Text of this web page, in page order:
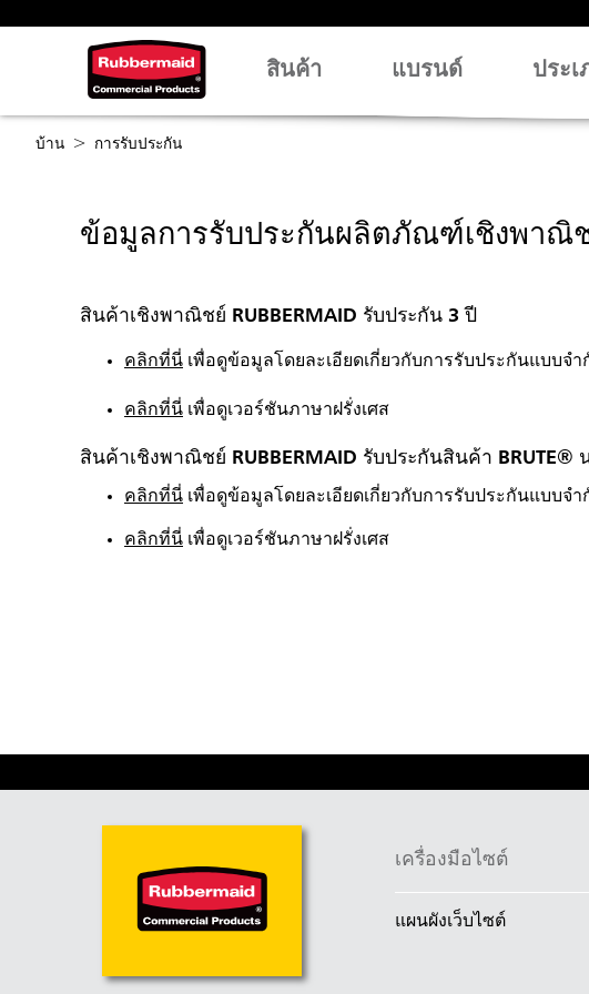
สินค้า แบรนด์ ประ
ออสเตรเลียแล
บ้าน การรับประกัน
ข้อมูลการรับประกันผลิตภัณฑ์เชิงพาณิช
สินค้าเชิงพาณิชย์ RUBBERMAID รับประกัน 3 ปี
คลิกที่นี่ เพื่อดูข้อมูลโดยละเอียดเกี่ยวกับการรับประกันแบบจำ
คลิกที่นี่ เพื่อดูเวอร์ชันภาษาฝรั่งเศส
สินค้าเชิงพาณิชย์ RUBBERMAID รับประกันสินค้า BRUTE®
คลิกที่นี่ เพื่อดูข้อมูลโดยละเอียดเกี่ยวกับการรับประกันแบบจำ
คลิกที่นี่ เพื่อดูเวอร์ชันภาษาฝรั่งเศส
เครื่องมือไซต์
แผนผังเว็บไซต์